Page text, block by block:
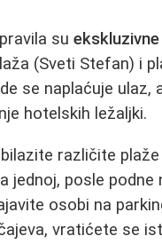
su
(Sveti Stefan) i
se naplaćuje ulaz,
hotelskih ležaljki.
različite
jednoj, posle podne
osobi na
vratićete se